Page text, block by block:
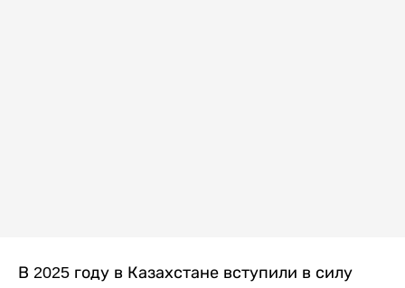
В 2025 году в Казахстане вступили в силу